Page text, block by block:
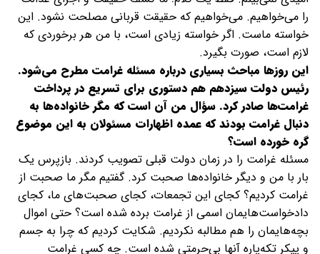
را می‌خواهیم. می‌خواهیم که حقیقت قربانی مصلحت نشود. این
خواسته ماست. اگر خواسته زیادی است، با من هر برخوردی که
لازم است، صورت بگیرد.
این روزها مباحث بسیاری درباره مسئله غرامت مطرح می‌شود.
رئیس دولت سیزدهم هم دستوری برای تسریع در پرداخت
غرامت‌ها صادر کرد. سؤال من آن است که مگر خانواده‌ها به
دنبال غرامت بودند که عمده اظهارات مسئولان به این موضوع
گره خورده است؟
مسئله غرامت را در زمان دولت قبلی تصویب کردند. بازپرس یک
بار با من و دیگر خانواده‌ها صحبت کرد. گفتیم مگر ما صحبت از
غرامت کردیم؟ کجای این تجمعات، کجای صحبت‌های ما، کجای
دادخواست‌هایمان اسمی از غرامت برده شده است؟ حتی اموال
بچه‌هایمان را هم مطالبه نکردیم. شکایت کردیم که چرا به جسم
و پیکر تکه‌پاره‌ آنها بی‌حرمتی شده است. چه کسی غرامت